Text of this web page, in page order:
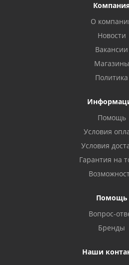
О
Новости
Вакансии
Магазины
Политика
Помощь
Условия
Условия
Гарантия на
Помощь
Вопрос-
Бренды
Наши